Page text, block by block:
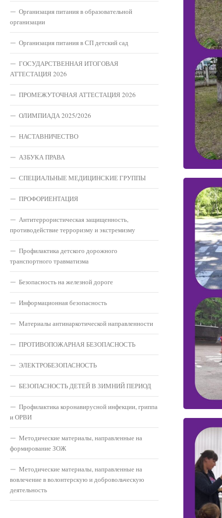
Организация питания в образовательной
организации
Организация питания в СП детский сад
ГОСУДАРСТВЕННАЯ ИТОГОВАЯ
АТТЕСТАЦИЯ 2026
ПРОМЕЖУТОЧНАЯ АТТЕСТАЦИЯ 2026
ОЛИМПИАДА 2025/2026
НАСТАВНИЧЕСТВО
АЗБУКА ПРАВА
СПЕЦИАЛЬНЫЕ МЕДИЦИНСКИЕ ГРУППЫ
ПРОФОРИЕНТАЦИЯ
Антитеррористическая защищенность,
противодействие терроризму и экстремизму
Профилактика детского дорожного
транспортного травматизма
Безопасность на железной дороге
Информационная безопасность
Материалы антинаркотической направленности
ПРОТИВОПОЖАРНАЯ БЕЗОПАСНОСТЬ
ЭЛЕКТРОБЕЗОПАСНОСТЬ
БЕЗОПАСНОСТЬ ДЕТЕЙ В ЗИМНИЙ ПЕРИОД
Профилактика коронавирусной инфекции, гриппа
и ОРВИ
Методические материалы, направленные на
формирование ЗОЖ
Методические материалы, направленные на
вовлечение в волонтерскую и добровольческую
деятельность